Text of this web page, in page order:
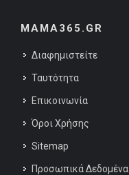
MAMA365.GR
Διαφημιστείτε
Ταυτότητα
Επικοινωνία
Όροι Χρήσης
Sitemap
Προσωπικά Δεδομένα